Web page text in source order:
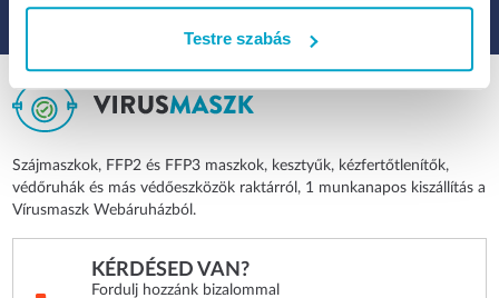
Testre szabás
Szájmaszkok, FFP2 és FFP3 maszkok, kesztyűk, kézfertőtlenítők,
védőruhák és más védőeszközök raktárról, 1 munkanapos kiszállítás a
Vírusmaszk Webáruházból.
KÉRDÉSED VAN?
Fordulj hozzánk bizalommal